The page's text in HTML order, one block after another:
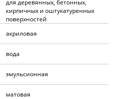
для деревянных, бетонных,
кирпичных и оштукатуренных
поверхностей
акриловая
вода
эмульсионная
матовая